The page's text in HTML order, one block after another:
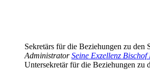
Sekretärs für die Beziehungen zu den
AdministratorSeine Exzellenz
Untersekretär für die Beziehungen zu